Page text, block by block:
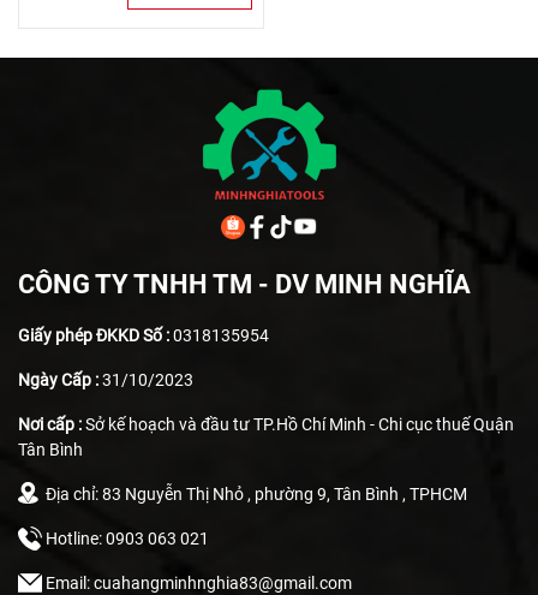
CÔNG TY TNHH TM - DV MINH NGHĨA
Giấy phép ĐKKD Số :0318135954
Ngày Cấp :31/10/2023
Nơi cấp :Sở kế hoạch và đầu tư TP.Hồ Chí Minh - Chi cục thuế Quận
Tân Bình
Địa chỉ: 83 Nguyễn Thị Nhỏ , phường 9, Tân Bình , TPHCM
Hotline: 0903 063 021
Email: cuahangminhnghia83@gmail.com